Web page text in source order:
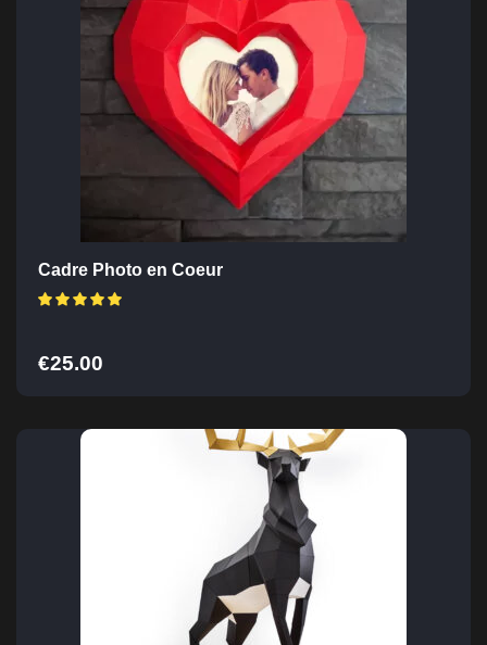
Cadre Photo en Coeur
€25.00